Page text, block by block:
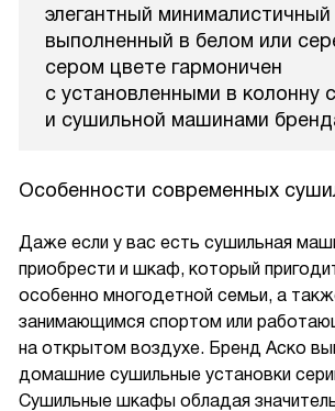
элегантный минималистичный
выполненный в белом или
сером цвете гармоничен
с установленными в колонну
и сушильной машинами
Особенности современных
Даже если у вас есть сушильная
приобрести и шкаф, который
особенно многодетной семьи, а
занимающимся спортом или
на открытом воздухе. Бренд Аско
домашние сушильные установки
Сушильные шкафы обладая